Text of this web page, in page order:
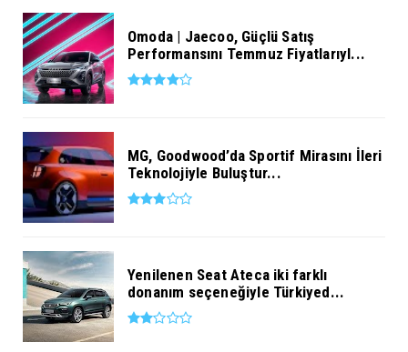
Omoda | Jaecoo, Güçlü Satış
Performansını Temmuz Fiyatlarıyl...
MG, Goodwood’da Sportif Mirasını İleri
Teknolojiyle Buluştur...
Yenilenen Seat Ateca iki farklı
donanım seçeneğiyle Türkiyed...